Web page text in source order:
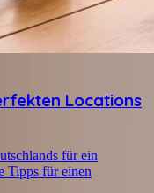
Locations
für ein
Tipps für einen